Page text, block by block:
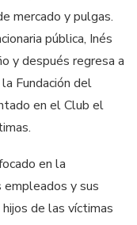
mercado y pulgas.
pública, Inés
y después regresa a
Fundación del
en el Club el
en la
empleados y sus
de las víctimas